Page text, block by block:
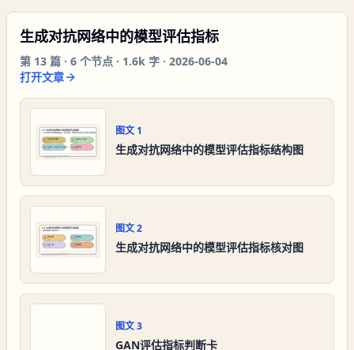
生成对抗网络中的模型评估指标
第 13 篇 · 6 个节点 · 1.6k 字 · 2026-06-04
打开文章
图文 1
生成对抗网络中的模型评估指标结构图
图文2
生成对抗网络中的模型评估指标核对图
图文3
GAN评估指标判断卡